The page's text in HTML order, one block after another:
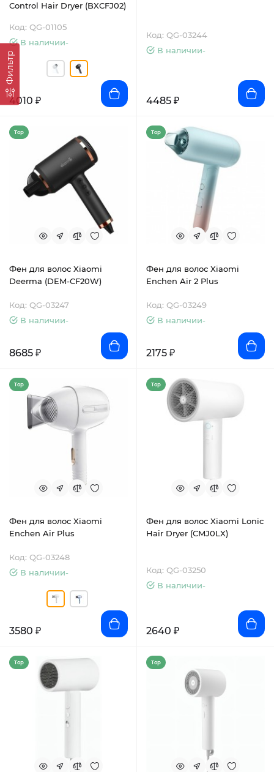
Фильтр
Control Hair Dryer (BXCFJ02)
Код: QG-01105
В наличии-
4010 ₽
Код: QG-03244
В наличии-
4485 ₽
Top
Фен для волос Xiaomi
Deerma (DEM-CF20W)
Код: QG-03247
В наличии-
8685 ₽
Top
Фен для волос Xiaomi
Enchen Air 2 Plus
Код: QG-03249
В наличии-
2175 ₽
Top
Фен для волос Xiaomi
Enchen Air Plus
Код: QG-03248
В наличии-
3580 ₽
Top
Фен для волос Xiaomi Lonic
Hair Dryer (CMJ0LX)
Код: QG-03250
В наличии-
2640 ₽
Top Top